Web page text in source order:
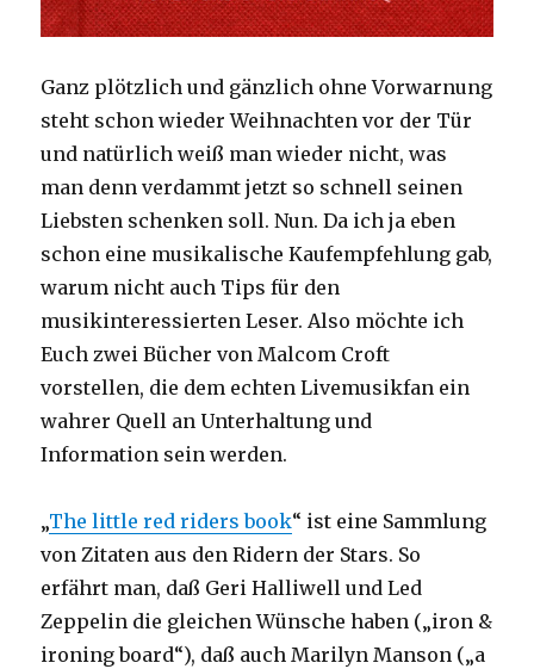
Ganz plötzlich und gänzlich ohne Vorwarnung
steht schon wieder Weihnachten vor der Tür
und natürlich weiß man wieder nicht, was
man denn verdammt jetzt so schnell seinen
Liebsten schenken soll. Nun. Da ich ja eben
schon eine musikalische Kaufempfehlung gab,
warum nicht auch Tips für den
musikinteressierten Leser. Also möchte ich
Euch zwei Bücher von Malcom Croft
vorstellen, die dem echten Livemusikfan ein
wahrer Quell an Unterhaltung und
Information sein werden.
„The little red riders book“ ist eine Sammlung
von Zitaten aus den Ridern der Stars. So
erfährt man, daß Geri Halliwell und Led
Zeppelin die gleichen Wünsche haben („iron &
ironing board“), daß auch Marilyn Manson („a